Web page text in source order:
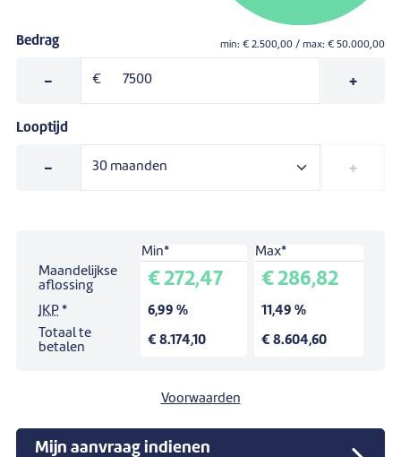
Bedrag min: € 2.500,00 / max: € 50.000,00
- € +
Looptijd
- +
Simulatie voor een lening van:
Looptijd:30 maanden.
Min*
Max*
Maandelijkse
aflossing
€ 272,47 € 286,82
JKP * 6,99 %
11,49 %
Totaal te
betalen
€ 8.174,10 € 8.604,60
Voorwaarden
Mijn aanvraag indienen